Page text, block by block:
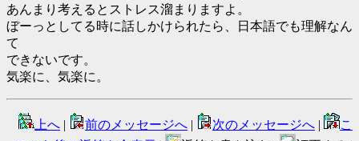
あんまり考えるとストレス溜まりますよ。
ぼーっとしてる時に話しかけられたら、日本語でも理解なん
て
できないです。
気楽に、気楽に。
上へ | 前のメッセージへ | 次のメッセージへ |
こ